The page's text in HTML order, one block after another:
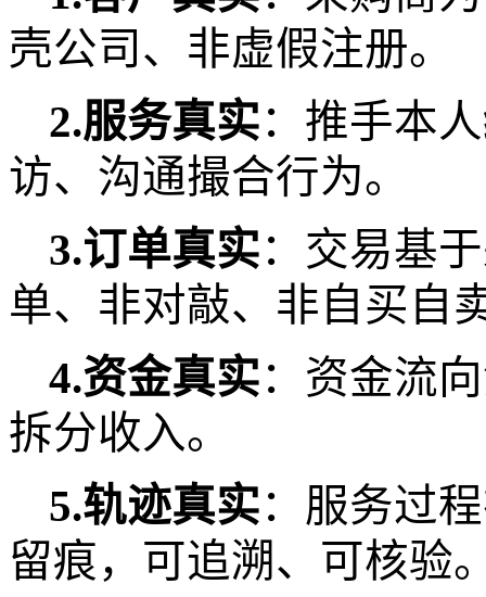
壳公司、非虚假注册。
2.服务真实：推手本人
访、沟通撮合行为。
3.订单真实：交易基
单、非对敲、非自买自
4.资金真实：资金流
拆分收入。
5.轨迹真实：服务过
留痕，可追溯、可核验